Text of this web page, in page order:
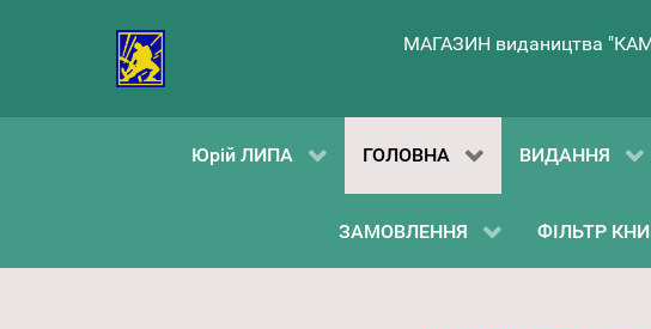
МАГАЗИН видаництва
Юрій ЛИПА ГОЛОВНА ВИДАННЯ
ЗАМОВЛЕННЯ ФІЛЬТР